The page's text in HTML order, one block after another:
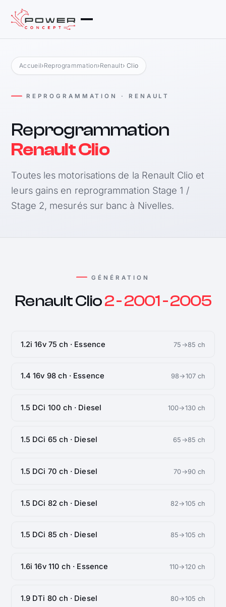
Accueil›Reprogrammation›Renault› Clio
REPROGRAMMATION · RENAULT
Reprogrammation
Renault Clio
Toutes les motorisations de la Renault Clio et
leurs gains en reprogrammation Stage 1 /
Stage 2, mesurés sur banc à Nivelles.
GÉNÉRATION
Renault Clio2 - 2001 - 2005
1.2i 16v 75 ch · Essence 75→85 ch
1.4 16v 98 ch · Essence 98→107 ch
1.5 DCi 100 ch · Diesel 100→130 ch
1.5 DCi 65 ch · Diesel 65→85 ch
1.5 DCi 70 ch · Diesel 70→90 ch
1.5 DCi 82 ch · Diesel 82→105 ch
1.5 DCi 85 ch · Diesel 85→105 ch
1.6i 16v 110 ch · Essence 110→120 ch
1.9 DTi 80 ch · Diesel 80→105 ch